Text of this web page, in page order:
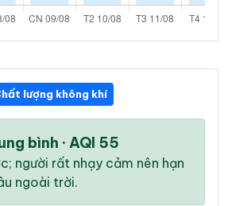
lượng không khí
bình · AQI 55
người rất nhạy cảm nên hạn
ngoài trời.